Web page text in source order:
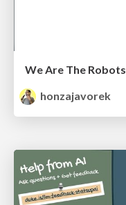
We Are The Robots
honzajavorek